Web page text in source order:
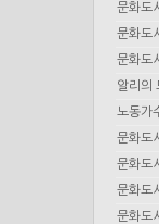
문화도
문화도
문화도
알리의
노동가
문화도
문화도
문화도
문화도